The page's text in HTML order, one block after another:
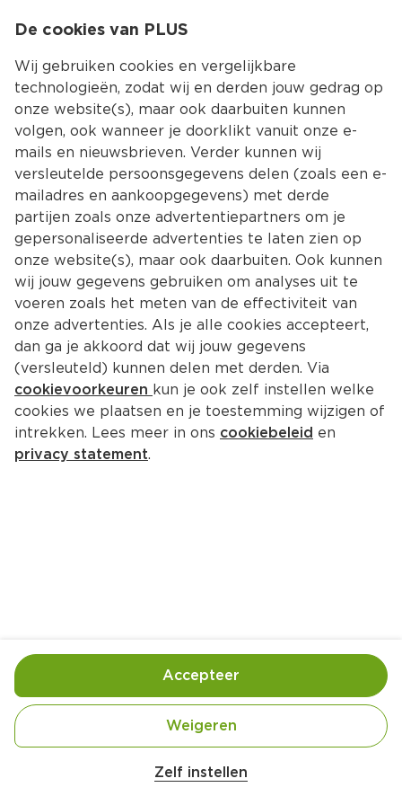
Kies jouw
Terug Producten
Lindeboom MANGO RADLER 2.0
Per Fles 300 ml  (per liter €5.30)
Handige informatie over dit product
Aan mensen onder 18 jaar verkopen wij geen
De cookies van PLUS
Wij gebruiken cookies en vergelijkbare
technologieën, zodat wij en derden jouw gedrag op
onze website(s), maar ook daarbuiten kunnen
volgen, ook wanneer je doorklikt vanuit onze e-
mails en nieuwsbrieven. Verder kunnen wij
versleutelde persoonsgegevens delen (zoals een e-
mailadres en aankoopgegevens) met derde
partijen zoals onze advertentiepartners om je
gepersonaliseerde advertenties te laten zien op
onze website(s), maar ook daarbuiten. Ook kunnen
wij jouw gegevens gebruiken om analyses uit te
voeren zoals het meten van de effectiviteit van
onze advertenties. Als je alle cookies accepteert,
dan ga je akkoord dat wij jouw gegevens
(versleuteld) kunnen delen met derden. Via
cookievoorkeuren kun je ook zelf instellen welke
cookies we plaatsen en je toestemming wijzigen of
intrekken. Lees meer in ons cookiebeleid en
privacy statement.
Zelf instellen
Weigeren
Accepteer